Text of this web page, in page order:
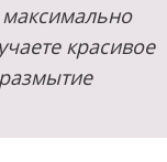
красивое